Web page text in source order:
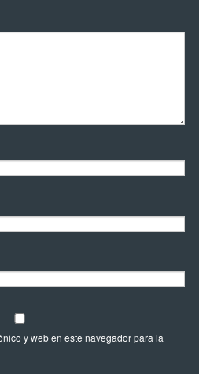
y web en este navegador para la